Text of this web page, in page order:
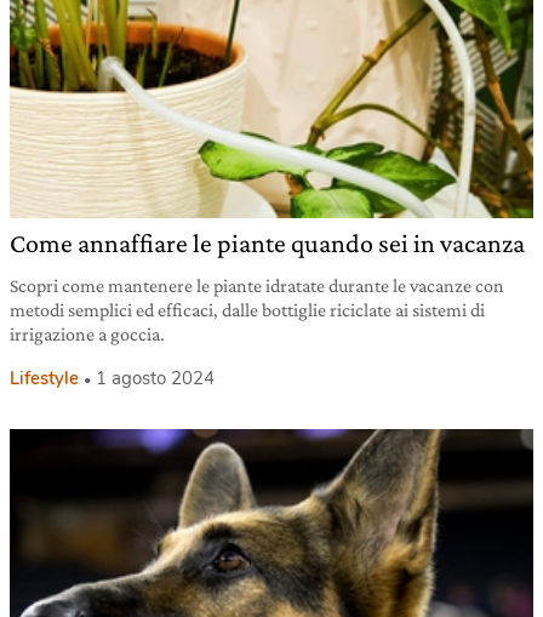
Come annaffiare le piante quando sei in vacanza
Scopri come mantenere le piante idratate durante le vacanze con
metodi semplici ed efficaci, dalle bottiglie riciclate ai sistemi di
irrigazione a goccia.
Lifestyle 1 agosto 2024